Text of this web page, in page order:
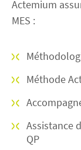
Actemium
MES :
Méthode
Assistance
QP